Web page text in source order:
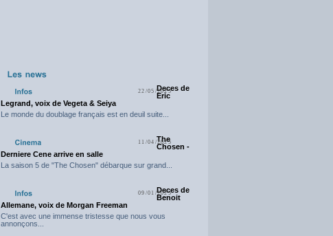
22/05/2025Deces de
Eric
Legrand, voix de Vegeta & Seiya
Le monde du doublage français est en deuil suite...
11/04/2025
The
Chosen -
Derniere Cene arrive en salle
La saison 5 de "The Chosen" débarque sur grand...
09/01/2025Deces de
Benoit
Allemane, voix de Morgan Freeman
C'est avec une immense tristesse que nous vous
annonçons...